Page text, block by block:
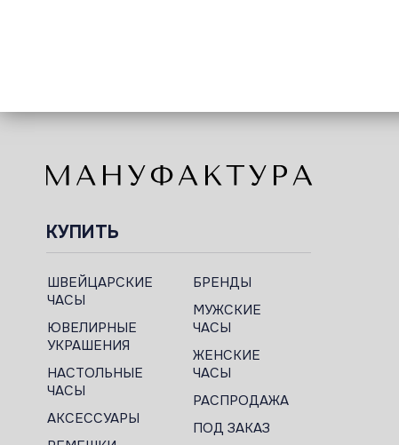
КУПИТЬ
ШВЕЙЦАРСКИЕ
ЧАСЫ
ЮВЕЛИРНЫЕ
УКРАШЕНИЯ
НАСТОЛЬНЫЕ
ЧАСЫ
АКСЕССУАРЫ
БРЕНДЫ
МУЖСКИЕ
ЧАСЫ
ЖЕНСКИЕ
ЧАСЫ
РАСПРОДАЖА
ПОД ЗАКАЗ